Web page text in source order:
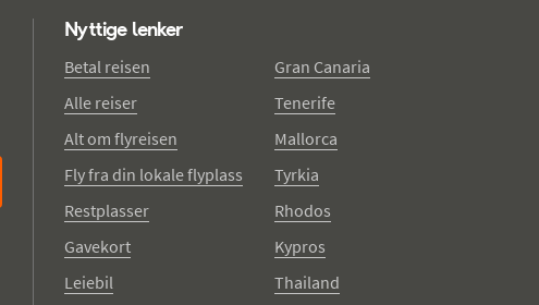
Nyttige lenker
Betal reisen
Alle reiser
Alt om flyreisen
Fly fra din lokale flyplass
Restplasser
Gavekort
Leiebil
Gran Canaria
Tenerife
Mallorca
Tyrkia
Rhodos
Kypros
Thailand